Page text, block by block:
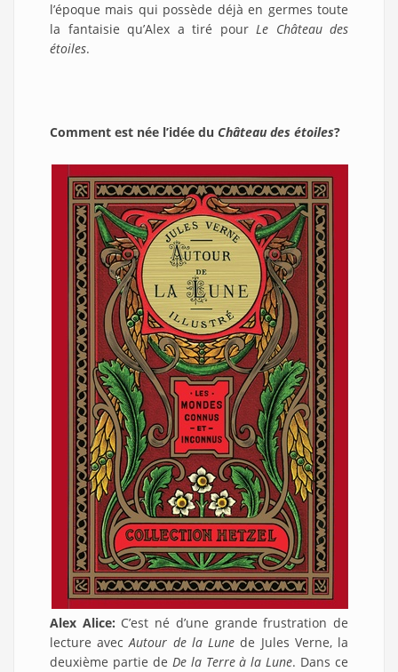
l’époque mais qui possède déjà en germes toute
la fantaisie qu’Alex a tiré pour Le Château des
étoiles.
Comment est née l’idée du Château des étoiles?
Alex Alice: C’est né d’une grande frustration de
lecture avecAutour de la Lune de Jules Verne, la
deuxième partie de De la Terre à la Lune. Dans ce